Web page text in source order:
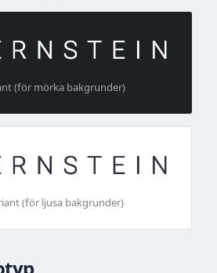
(för mörka bakgrunder)
(för ljusa bakgrunder)